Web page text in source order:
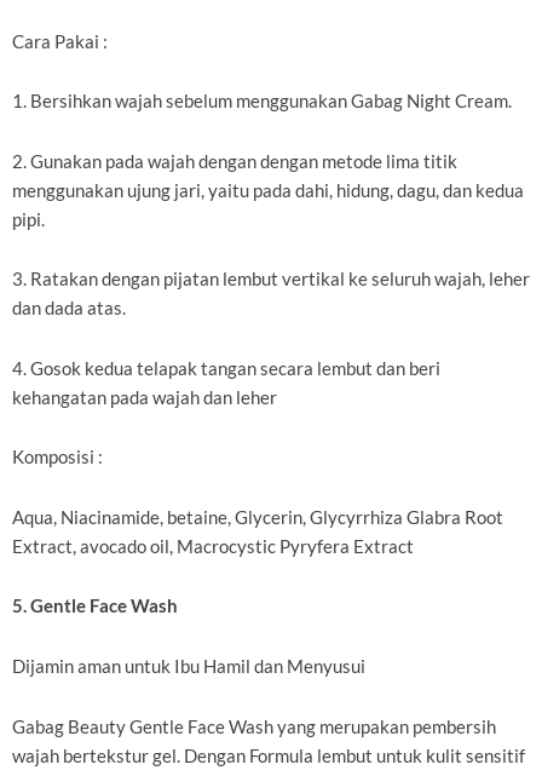
Cara Pakai :
1. Bersihkan wajah sebelum menggunakan Gabag Night Cream.
2. Gunakan pada wajah dengan dengan metode lima titik
menggunakan ujung jari, yaitu pada dahi, hidung, dagu, dan kedua
pipi.
3. Ratakan dengan pijatan lembut vertikal ke seluruh wajah, leher
dan dada atas.
4. Gosok kedua telapak tangan secara lembut dan beri
kehangatan pada wajah dan leher
Komposisi :
Aqua, Niacinamide, betaine, Glycerin, Glycyrrhiza Glabra Root
Extract, avocado oil, Macrocystic Pyryfera Extract
5. Gentle Face Wash
Dijamin aman untuk Ibu Hamil dan Menyusui
Gabag Beauty Gentle Face Wash yang merupakan pembersih
wajah bertekstur gel. Dengan Formula lembut untuk kulit sensitif